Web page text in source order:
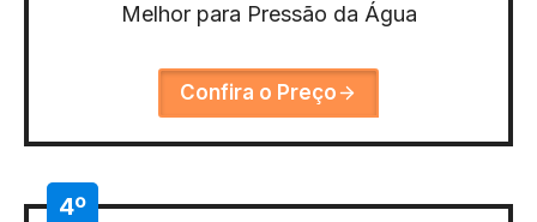
Melhor para Pressão da Água
Confira o Preço
4º